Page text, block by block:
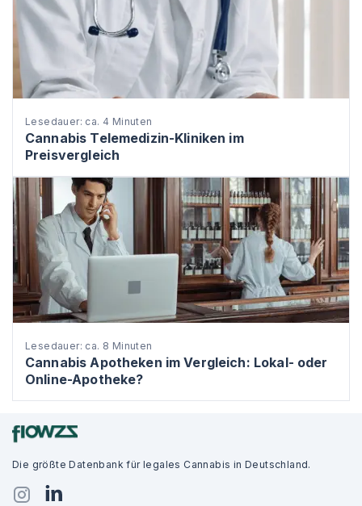
Lesedauer: ca. 4 Minuten
Cannabis Telemedizin-Kliniken im
Preisvergleich
Lesedauer: ca. 8 Minuten
Cannabis Apotheken im Vergleich: Lokal- oder
Online-Apotheke?
Die größte Datenbank für legales Cannabis in Deutschland.